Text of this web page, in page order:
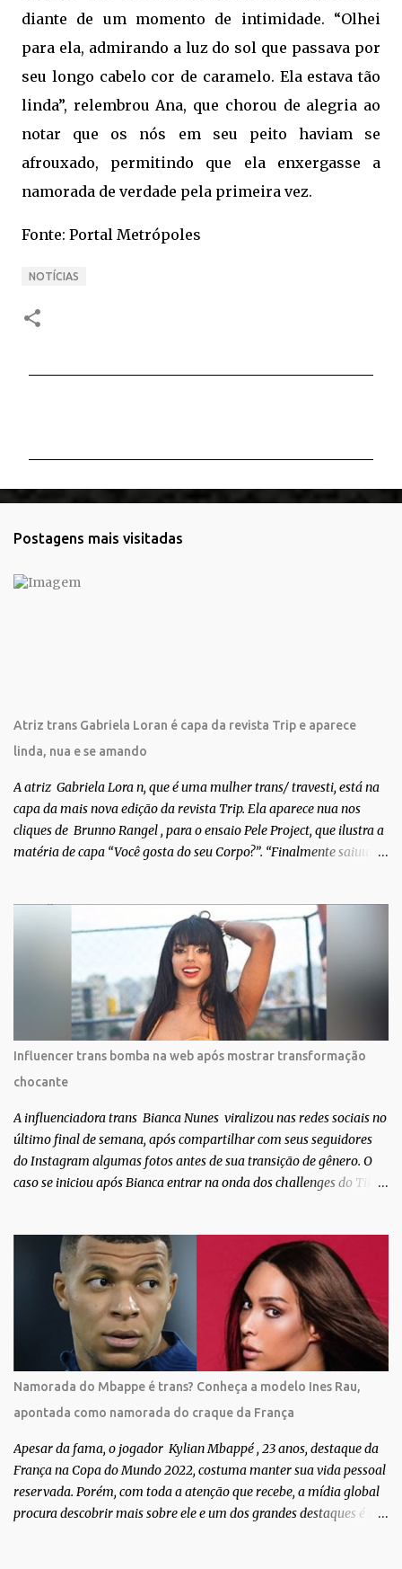
diante de um momento de intimidade. “Olhei
para ela, admirando a luz do sol que passava por
seu longo cabelo cor de caramelo. Ela estava tão
linda”, relembrou Ana, que chorou de alegria ao
notar que os nós em seu peito haviam se
afrouxado, permitindo que ela enxergasse a
namorada de verdade pela primeira vez.
Fonte: Portal Metrópoles
NOTÍCIAS
n
r
Postagens mais visitadas
Atriz trans Gabriela Loran é capa da revista Trip e aparece
linda, nua e se amando
A atriz Gabriela Lora n, que é uma mulher trans/ travesti, está na
capa da mais nova edição da revista Trip. Ela aparece nua nos
cliques de Brunno Rangel , para o ensaio Pele Project, que ilustra a
matéria de capa “Você gosta do seu Corpo?”. “Finalmente saiuuu!!!
convidarem para esse projeto incrível, que fala acima de tudo
sobre amor. Todo carinho do mundo para a Dri da Trip que foi a
ponte disso tudo”, escreveu Gabriela. Gabriela classificou a capa
como linda e a matéria que envolvem 180 histórias (e corpos nus)
de gente que se apaixonou pela própria pele – como
extraordinária. O Pele Projetc tem como objetivo fotografar e
expor uma diversidade de corpos nus, ressaltando a beleza das
especificidades físicas. A atriz se tornou nacionalmente conhecida
após fazer uma participação especial na novela teen Malhação, da
TV Globo. Na trama, ela inte...
Influencer trans bomba na web após mostrar transformação
chocante
A influenciadora trans Bianca Nunes viralizou nas redes sociais no
último final de semana, após compartilhar com seus seguidores
do Instagram algumas fotos antes de sua transição de gênero. O
caso se iniciou após Bianca entrar na onda dos challenges do Tik
Bianca aparece ainda muito jovem e usando roupas masculinas,
após algumas fotos diferentes, ela finalmente aparece usando um
biquíni fio dental, com cabelo longo e seios. Através do Instagram,
a morena desabafou como foi passar um período da sua vida no
exército brasileiro. Segundo Bianca, ela apenas se alistou como
uma forma de provar que sua identidade de gênero não seria algo
passageiro. “Me alistei no exército porque eu sempre ouvia muito;
‘bota no exército para ver se vira homem’, ‘ah, esse aí não vai
entrar no exército’… Essas coisas me fizeram entrar no exército. Eu
disse; ‘vou mostrar par...
Namorada do Mbappe é trans? Conheça a modelo Ines Rau,
apontada como namorada do craque da França
Apesar da fama, o jogador Kylian Mbappé , 23 anos, destaque da
França na Copa do Mundo 2022, costuma manter sua vida pessoal
reservada. Porém, com toda a atenção que recebe, a mídia global
procura descobrir mais sobre ele e um dos grandes destaques é seu